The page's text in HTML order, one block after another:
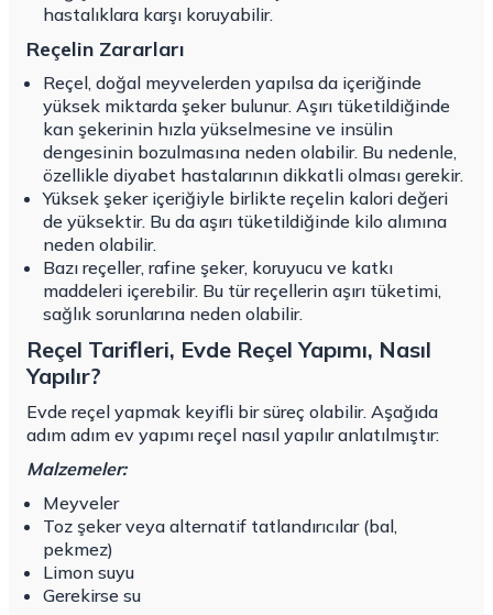
hastalıklara karşı koruyabilir.
Reçelin Zararları
Reçel, doğal meyvelerden yapılsa da içeriğinde
yüksek miktarda şeker bulunur. Aşırı tüketildiğinde
kan şekerinin hızla yükselmesine ve insülin
dengesinin bozulmasına neden olabilir. Bu nedenle,
özellikle diyabet hastalarının dikkatli olması gerekir.
Yüksek şeker içeriğiyle birlikte reçelin kalori değeri
de yüksektir. Bu da aşırı tüketildiğinde kilo alımına
neden olabilir.
Bazı reçeller, rafine şeker, koruyucu ve katkı
maddeleri içerebilir. Bu tür reçellerin aşırı tüketimi,
sağlık sorunlarına neden olabilir.
Reçel Tarifleri, Evde Reçel Yapımı, Nasıl
Yapılır?
Evde reçel yapmak keyifli bir süreç olabilir. Aşağıda
adım adım ev yapımı reçel nasıl yapılır anlatılmıştır:
Malzemeler:
Meyveler
Toz şeker veya alternatif tatlandırıcılar (bal,
pekmez)
Limon suyu
Gerekirse su